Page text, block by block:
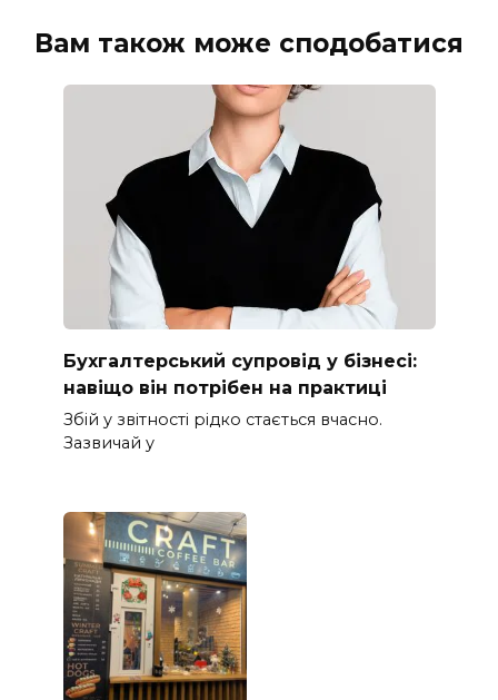
Вам також може сподобатися
Бухгалтерський супровід у бізнесі:
навіщо він потрібен на практиці
Збій у звітності рідко стається вчасно.
Зазвичай у